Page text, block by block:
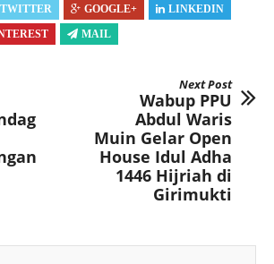
TWITTER GOOGLE+
LINKEDIN
MAIL
Next Post
Wabup PPU
Abdul Waris
Muin Gelar Open
House Idul Adha
1446 Hijriah di
Girimukti